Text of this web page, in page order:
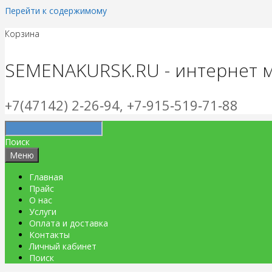
Перейти к содержимому
Корзина
SEMENAKURSK.RU - интернет
+7(47142) 2‑26‑94, +7‑915‑519‑71‑88
Поиск
Меню
Главная
Прайс
О нас
Услуги
Оплата и доставка
Контакты
Личный кабинет
Поиск